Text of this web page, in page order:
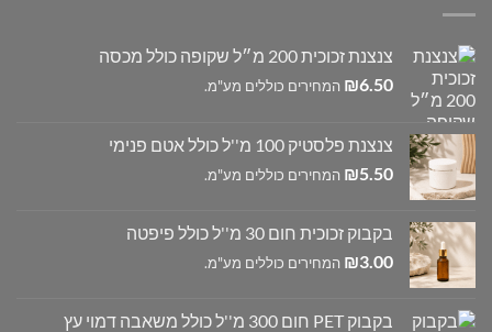
צנצנת זכוכית 200 מ״ל שקופה כולל מכסה
₪6.50 המחירים כוללים מע"מ.
צנצנת פלסטיק 100 מ''ל כולל אטם פנימי
₪5.50 המחירים כוללים מע"מ.
בקבוק זכוכית חום 30 מ''ל כולל פיפטה
₪3.00 המחירים כוללים מע"מ.
בקבוק PET חום 300 מ''ל כולל משאבה דמוי עץ